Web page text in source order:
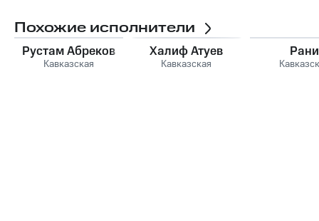
Похожие исполнители
Рустам Абреков
Кавказская
Халиф Атуев
Кавказская
Рани